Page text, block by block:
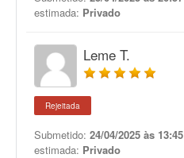
estimada: Privado
Leme T.
Rejeitada
Submetido: 24/04/2025 às 13:45
estimada: Privado